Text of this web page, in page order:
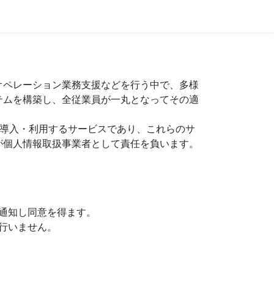
レーション業務支援などを行う中で、多様
を構築し、全従業員が一丸となってその適
入・利用するサービスであり、これらのサ
人情報取扱事業者として責任を負います。
し同意を得ます。
ません。